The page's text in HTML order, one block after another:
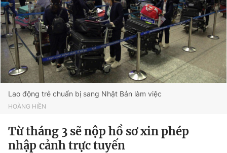
Lao động trẻ chuẩn bị sang Nhật Bản làm việc
HOÀNG HIỀN
Từ tháng 3 sẽ nộp hồ sơ xin phép
nhập cảnh trực tuyến